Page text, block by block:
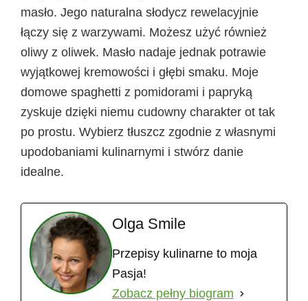
masło. Jego naturalna słodycz rewelacyjnie
łączy się z warzywami. Możesz użyć również
oliwy z oliwek. Masło nadaje jednak potrawie
wyjątkowej kremowości i głębi smaku. Moje
domowe spaghetti z pomidorami i papryką
zyskuje dzięki niemu cudowny charakter ot tak
po prostu. Wybierz tłuszcz zgodnie z własnymi
upodobaniami kulinarnymi i stwórz danie
idealne.
Olga Smile
Przepisy kulinarne to moja
Pasja!
Zobacz pełny biogram